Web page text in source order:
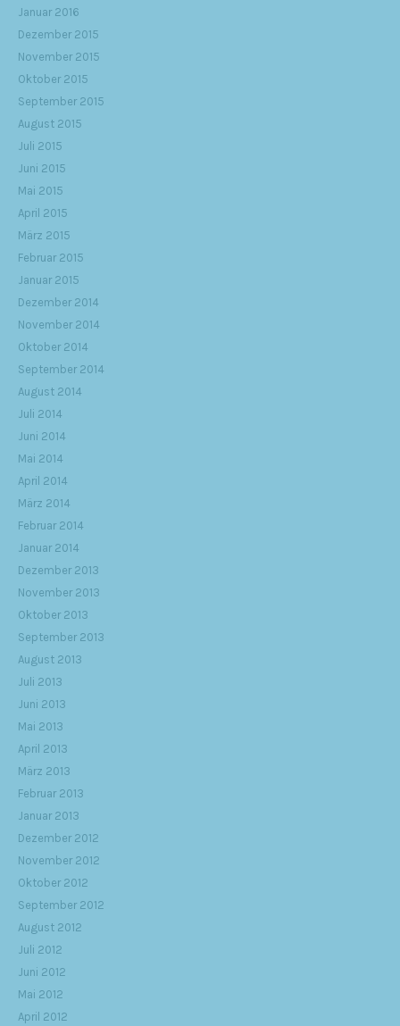
Januar 2016
Dezember 2015
November 2015
Oktober 2015
September 2015
August 2015
Juli 2015
Juni 2015
Mai 2015
April 2015
März 2015
Februar 2015
Januar 2015
Dezember 2014
November 2014
Oktober 2014
September 2014
August 2014
Juli 2014
Juni 2014
Mai 2014
April 2014
März 2014
Februar 2014
Januar 2014
Dezember 2013
November 2013
Oktober 2013
September 2013
August 2013
Juli 2013
Juni 2013
Mai 2013
April 2013
März 2013
Februar 2013
Januar 2013
Dezember 2012
November 2012
Oktober 2012
September 2012
August 2012
Juli 2012
Juni 2012
Mai 2012
April 2012